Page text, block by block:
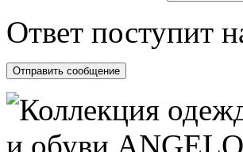
Ответ поступит